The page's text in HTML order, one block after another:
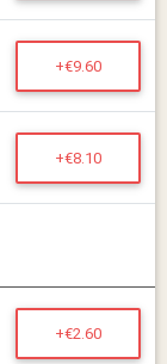
+€9.60
+€8.10
+€2.60